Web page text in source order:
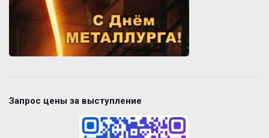
Запрос цены за выступление